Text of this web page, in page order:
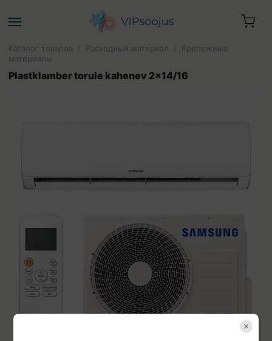
Ваша корзина пуста
Каталог товаров / Расходный материал /
Крепежные
материалы
Plastklamber torule kahenev 2x14/16